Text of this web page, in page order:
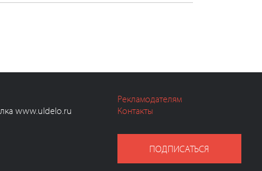
www.uldelo.ru
Рекламодателям
Контакты
ПОДПИСАТЬСЯ